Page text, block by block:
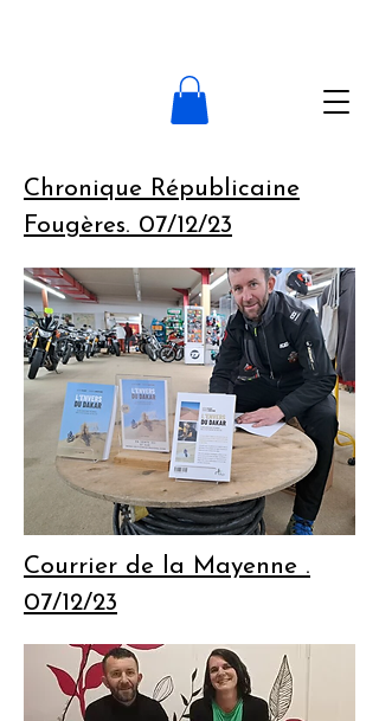
Chronique Républicaine
Fougères. 07/12/23
Courrier de la Mayenne .
07/12/23